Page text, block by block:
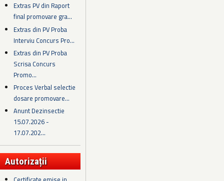
Extras PV din Raport
final promovare gra...
Extras din PV Proba
Interviu Concurs Pro...
Extras din PV Proba
Scrisa Concurs
Promo...
Proces Verbal selectie
dosare promovare...
Anunt Dezinsectie
15.07.2026 -
17.07.202...
Autorizații